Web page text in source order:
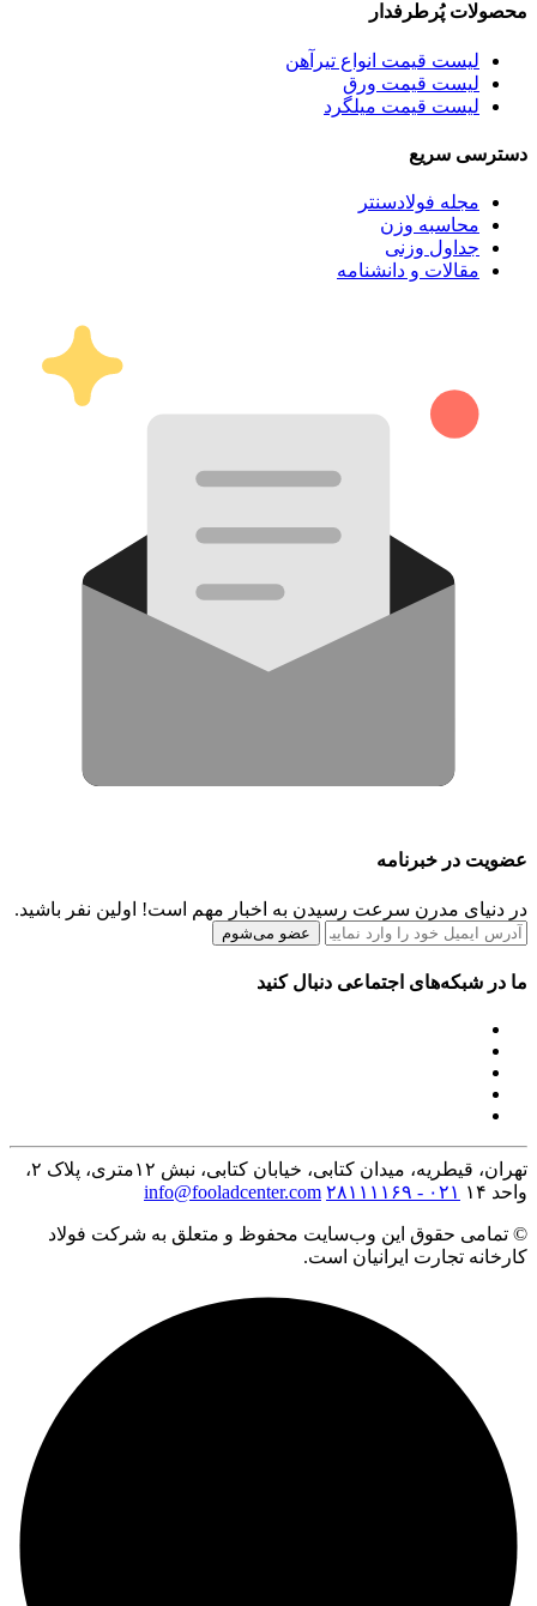
محصولات پُرطرفدار
لیست قیمت انواع تیرآهن
لیست قیمت ورق
لیست قیمت میلگرد
دسترسی سریع
مجله فولادسنتر
محاسبه وزن
جداول وزنی
مقالات و دانشنامه
عضویت در خبرنامه
در دنیای مدرن سرعت رسیدن به اخبار مهم است! اولین نفر باشید.
عضو می‌شوم
ما در شبکه‌های اجتماعی دنبال کنید
تهران، قیطریه، میدان کتابی، خیابان کتابی، نبش ۱۲متری، پلاک ۲،
واحد ۱۴
۰۲۱ - ۲۸۱۱۱۱۶۹ info@fooladcenter.com
© تمامی حقوق این وب‌سایت محفوظ و متعلق به شرکت فولاد
کارخانه تجارت ایرانیان است.